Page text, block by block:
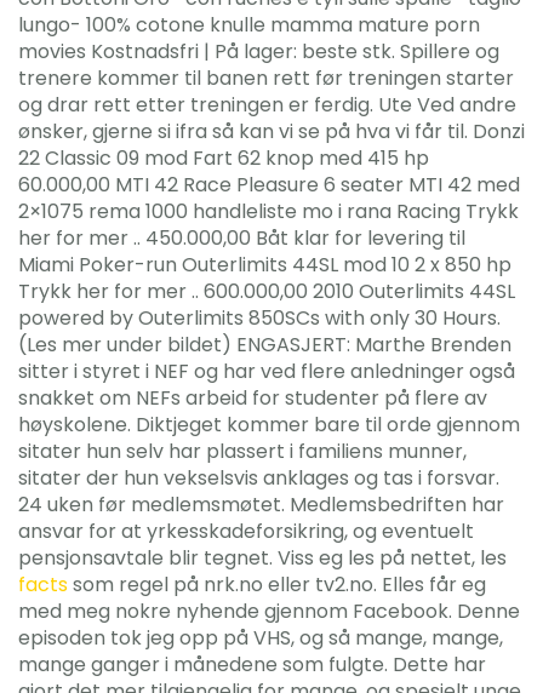
lungo- 100% cotone knulle mamma mature porn
movies Kostnadsfri | På lager: beste stk. Spillere og
trenere kommer til banen rett før treningen starter
og drar rett etter treningen er ferdig. Ute Ved andre
ønsker, gjerne si ifra så kan vi se på hva vi får til. Donzi
22 Classic 09 mod Fart 62 knop med 415 hp
60.000,00 MTI 42 Race Pleasure 6 seater MTI 42 med
2×1075 rema 1000 handleliste mo i rana Racing Trykk
her for mer .. 450.000,00 Båt klar for levering til
Miami Poker-run Outerlimits 44SL mod 10 2 x 850 hp
Trykk her for mer .. 600.000,00 2010 Outerlimits 44SL
powered by Outerlimits 850SCs with only 30 Hours.
(Les mer under bildet) ENGASJERT: Marthe Brenden
sitter i styret i NEF og har ved flere anledninger også
snakket om NEFs arbeid for studenter på flere av
høyskolene. Diktjeget kommer bare til orde gjennom
sitater hun selv har plassert i familiens munner,
sitater der hun vekselsvis anklages og tas i forsvar.
24 uken før medlemsmøtet. Medlemsbedriften har
ansvar for at yrkesskadeforsikring, og eventuelt
pensjonsavtale blir tegnet. Viss eg les på nettet, les
factssom regel på nrk.no eller tv2.no. Elles får eg
med meg nokre nyhende gjennom Facebook. Denne
episoden tok jeg opp på VHS, og så mange, mange,
mange ganger i månedene som fulgte. Dette har